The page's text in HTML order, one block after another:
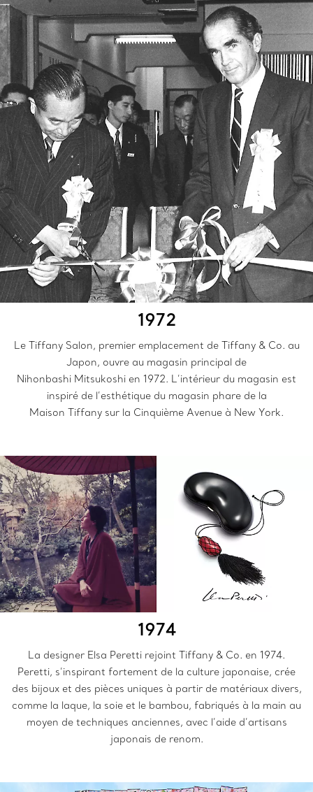
1972
Le Tiffany Salon, premier emplacement de Tiffany & Co. au
Japon, ouvre au magasin principal de
Nihonbashi Mitsukoshi en 1972. L’intérieur du magasin est
inspiré de l’esthétique du magasin phare de la
Maison Tiffany sur la Cinquième Avenue à New York.
1974
La designer Elsa Peretti rejoint Tiffany & Co. en 1974.
Peretti, s’inspirant fortement de la culture japonaise, crée
des bijoux et des pièces uniques à partir de matériaux divers,
comme la laque, la soie et le bambou, fabriqués à la main au
moyen de techniques anciennes, avec l’aide d’artisans
japonais de renom.